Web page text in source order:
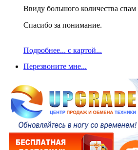
Ввиду большого количества спам
Спасибо за понимание.
Подробнее... с картой...
Перезвоните мне...